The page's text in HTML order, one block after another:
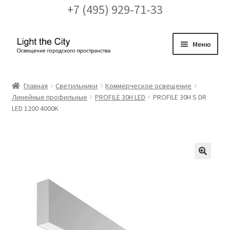
+7 (495) 929-71-33
Перейти
Перейти
Меню
FAQ про кронштейны
Доставка и оплата
Заказ проекта освещения
Главная Светильники
Коммерческое освещение
Линейные профильные
PROFILE 30H LED
PROFILE 30H S DR
LED 1200 4000K